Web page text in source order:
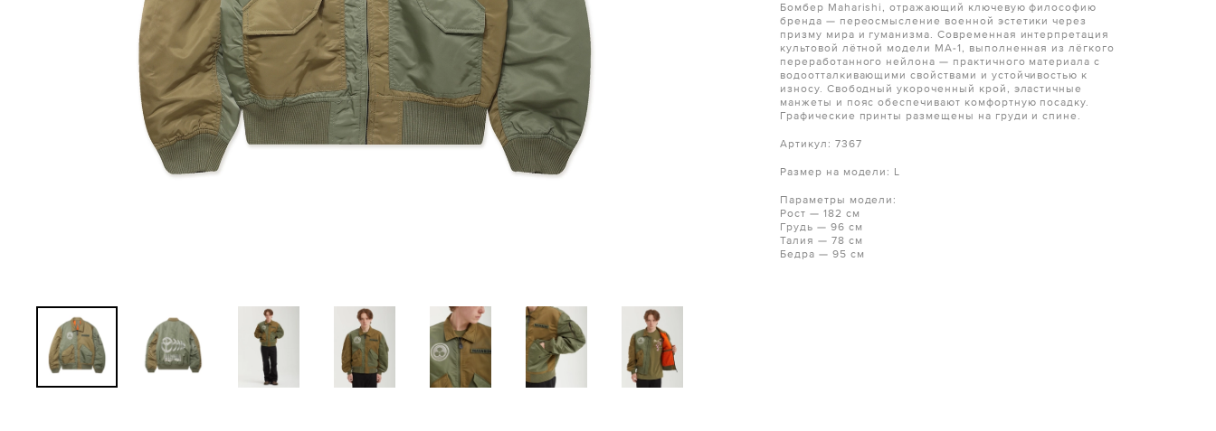
Бомбер Maharishi, отражающий ключевую философию
бренда — переосмысление военной эстетики через
призму мира и гуманизма. Современная интерпретация
культовой лётной модели MA-1, выполненная из лёгкого
переработанного нейлона — практичного материала с
водоотталкивающими свойствами и устойчивостью к
износу. Свободный укороченный крой, эластичные
манжеты и пояс обеспечивают комфортную посадку.
Графические принты размещены на груди и спине.
Артикул: 7367
Размер на модели: L
Параметры модели:
Рост — 182 см
Грудь — 96 см
Талия — 78 см
Бедра — 95 см